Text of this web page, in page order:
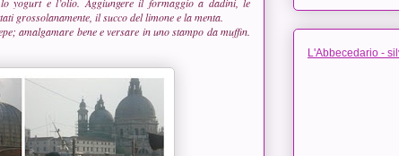
grossolanamente, il succo del limone e la menta.
amalgamare bene e versare in uno stampo da muffin.
L'Abbecedario -